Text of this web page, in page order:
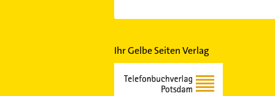
Ihr Gelbe Seiten Verlag